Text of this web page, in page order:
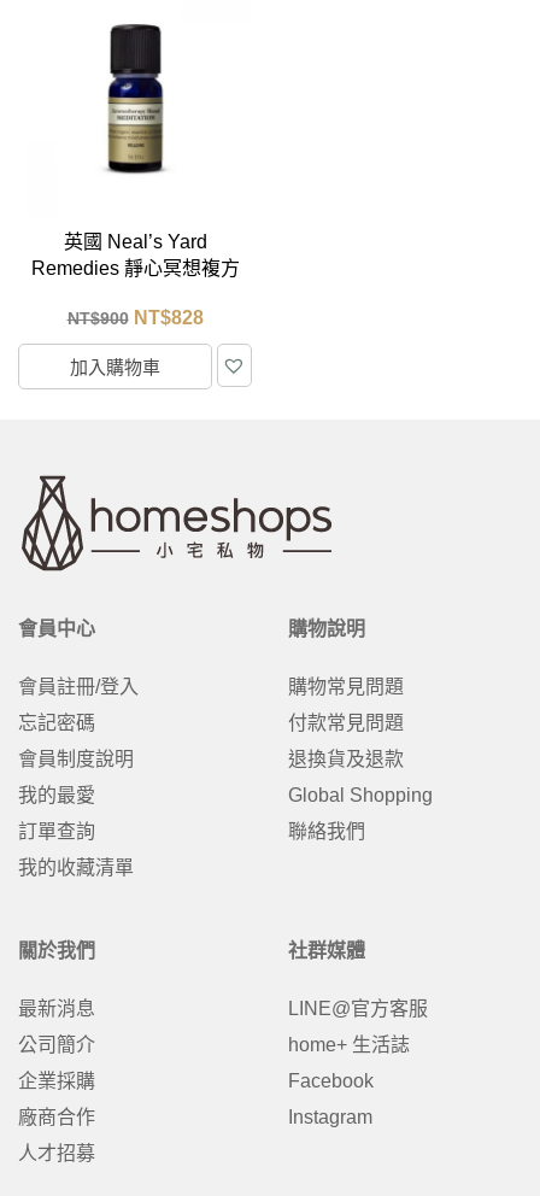
英國 Neal’s Yard
Remedies 靜心冥想複方
NT$900 NT$828
加入購物車
會員中心
會員註冊/登入
忘記密碼
會員制度說明
我的最愛
訂單查詢
我的收藏清單
購物說明
購物常見問題
付款常見問題
退換貨及退款
Global Shopping
聯絡我們
關於我們
最新消息
公司簡介
企業採購
廠商合作
人才招募
社群媒體
LINE@官方客服
home+ 生活誌
Facebook
Instagram